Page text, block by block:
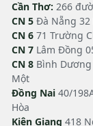
Cần Thơ: 266
CN 5 Đà Nẵng 32
CN 6 71 Trường
CN 7 Lâm Đồng
CN 8 Bình Dương
Một
Đồng Nai 40/
Hòa
Kiên Giang 418